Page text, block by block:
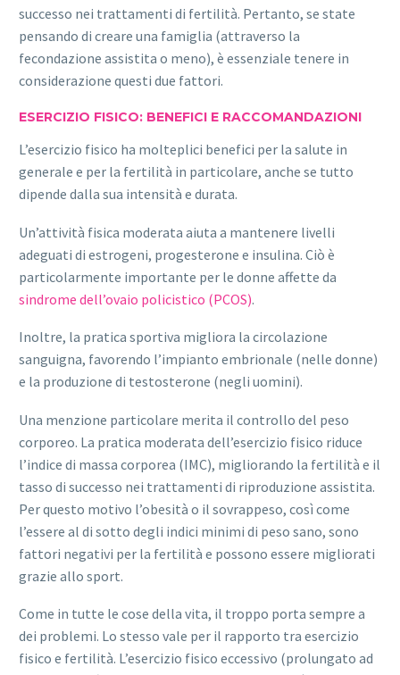
successo nei trattamenti di fertilità. Pertanto, se state
pensando di creare una famiglia (attraverso la
fecondazione assistita o meno), è essenziale tenere in
considerazione questi due fattori.
ESERCIZIO FISICO: BENEFICI E RACCOMANDAZIONI
L’esercizio fisico ha molteplici benefici per la salute in
generale e per la fertilità in particolare, anche se tutto
dipende dalla sua intensità e durata.
Un’attività fisica moderata aiuta a mantenere livelli
adeguati di estrogeni, progesterone e insulina. Ciò è
particolarmente importante per le donne affette da
sindrome dell’ovaio policistico (PCOS).
Inoltre, la pratica sportiva migliora la circolazione
sanguigna, favorendo l’impianto embrionale (nelle donne)
e la produzione di testosterone (negli uomini).
Una menzione particolare merita il controllo del peso
corporeo. La pratica moderata dell’esercizio fisico riduce
l’indice di massa corporea (IMC), migliorando la fertilità e il
tasso di successo nei trattamenti di riproduzione assistita.
Per questo motivo l’obesità o il sovrappeso, così come
l’essere al di sotto degli indici minimi di peso sano, sono
fattori negativi per la fertilità e possono essere migliorati
grazie allo sport.
Come in tutte le cose della vita, il troppo porta sempre a
dei problemi. Lo stesso vale per il rapporto tra esercizio
fisico e fertilità. L’esercizio fisico eccessivo (prolungato ad